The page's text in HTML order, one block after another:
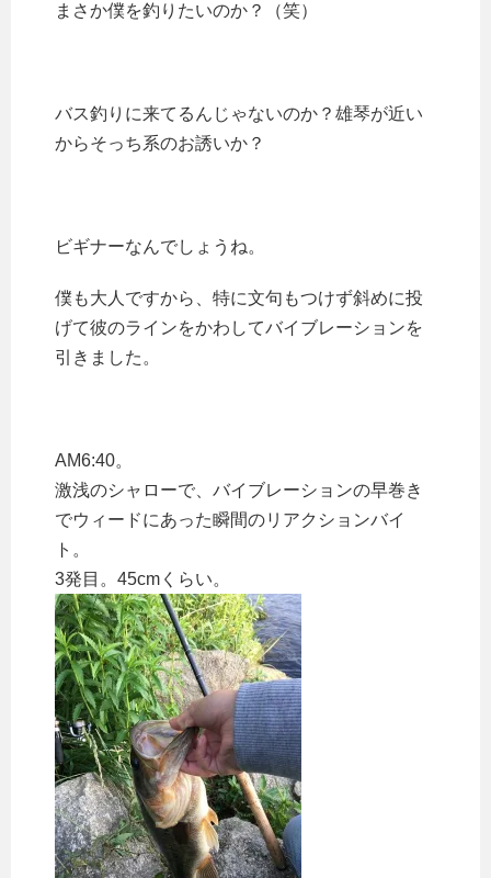
まさか僕を釣りたいのか？（笑）
バス釣りに来てるんじゃないのか？雄琴が近い
からそっち系のお誘いか？
ビギナーなんでしょうね。
僕も大人ですから、特に文句もつけず斜めに投
げて彼のラインをかわしてバイブレーションを
引きました。
AM6:40。
激浅のシャローで、バイブレーションの早巻き
でウィードにあった瞬間のリアクションバイ
ト。
3発目。45cmくらい。